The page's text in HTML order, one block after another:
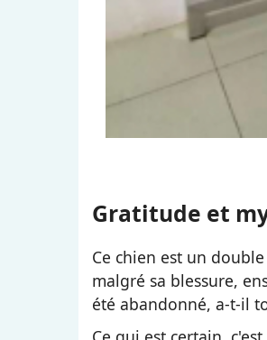
Gratitude et
Ce chien est un
malgré sa blessure,
été abandonné, a-t-il